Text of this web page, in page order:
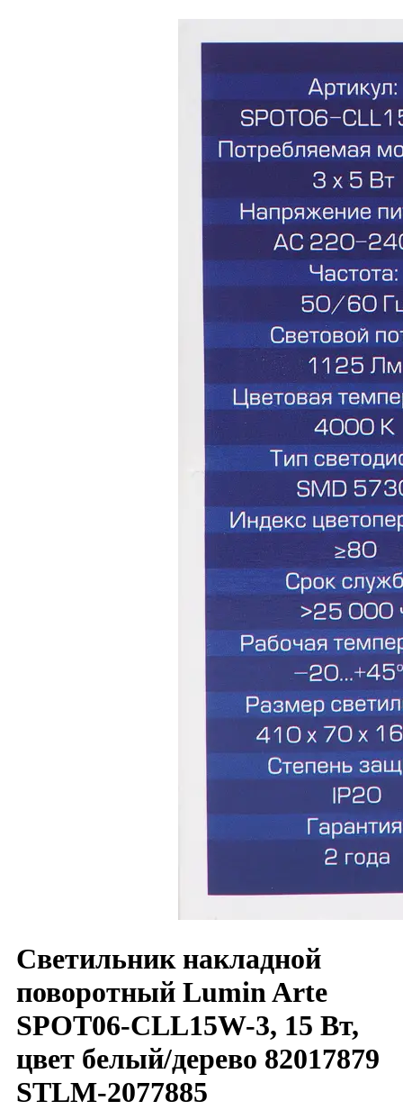
Светильник накладной
поворотный Lumin Arte
SPOT06-CLL15W-3, 15 Вт,
цвет белый/дерево 82017879
STLM-2077885